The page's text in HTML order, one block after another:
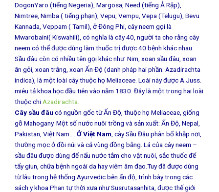
DogonYaro (tiếng Negeria), Margosa, Need (tiếng Ả Rập),
Nimtree, Nimba ( tiếng phạn), Vepu, Vempu, Vepa (Telugu), Bevu
Kannada, Veppam ( Tamil), ở Đông Phi, cây neem gọi là
Mwarobaini( Kiswahili), có nghĩa là cây 40, người ta cho rằng cây
neem có thể được dùng làm thuốc trị được 40 bệnh khác nhau.
Sầu đâu còn có nhiều tên gọi khác như: Nim, xoan sầu đâu, xoan
ăn gỏi, xoan trắng, xoan Ấn Độ (danh pháp hai phần: Azadirachta
indica), là một loài cây thuộc họ Meliaceae. Loài này được A.Juss.
miêu tả khoa học đầu tiên vào năm 1830. Đây là một trong hai loài
thuộc chi Azadirachta.
Cây sầu đâu có nguồn gốc từ Ấn Độ, thuộc họ Meliaceae, giống
gỗ Mahogany. Một số nước nuôi trồng và sản xuất: Ấn Độ, Nepal,
Pakistan, Việt Nam….
Ở Việt Nam , cây Sầu Đâu phân bố khắp nơi,
thường mọc ở đồi núi và cả vùng đồng bằng. Lá của cây neem –
sầu đâu được dùng để nấu nước tắm cho vật nuôi, sắc thuốc để
tẩy giun, chữa bệnh ngoài da hay viêm âm đạo.Tuy đã được dùng
từ lâu trong hệ thống Ayurvedic bên ấn độ, trình bày trong các
sách y khoa Phan tự thời xưa như Susrutasanhita, được thế giới